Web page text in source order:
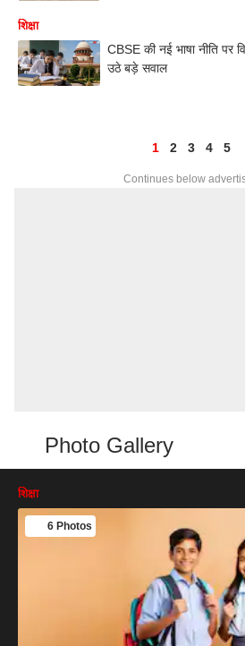
शिक्षा
CBSE की नई भाषा नीति पर
उठे बड़े सवाल
1 2 3 4 5
Continues below
Photo Gallery
शिक्षा
6 Photos